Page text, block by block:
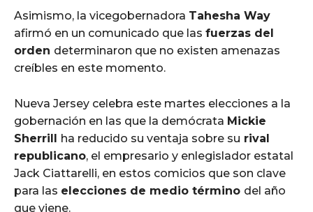
Asimismo, la vicegobernadora Tahesha Way
afirmó en un comunicado que las fuerzas del
orden determinaron que no existen amenazas
creíbles en este momento.
Nueva Jersey celebra este martes elecciones a la
gobernación en las que la demócrata Mickie
Sherrill ha reducido su ventaja sobre su rival
republicano, el empresario y enlegislador estatal
Jack Ciattarelli, en estos comicios que son clave
para las elecciones de medio término del año
que viene.